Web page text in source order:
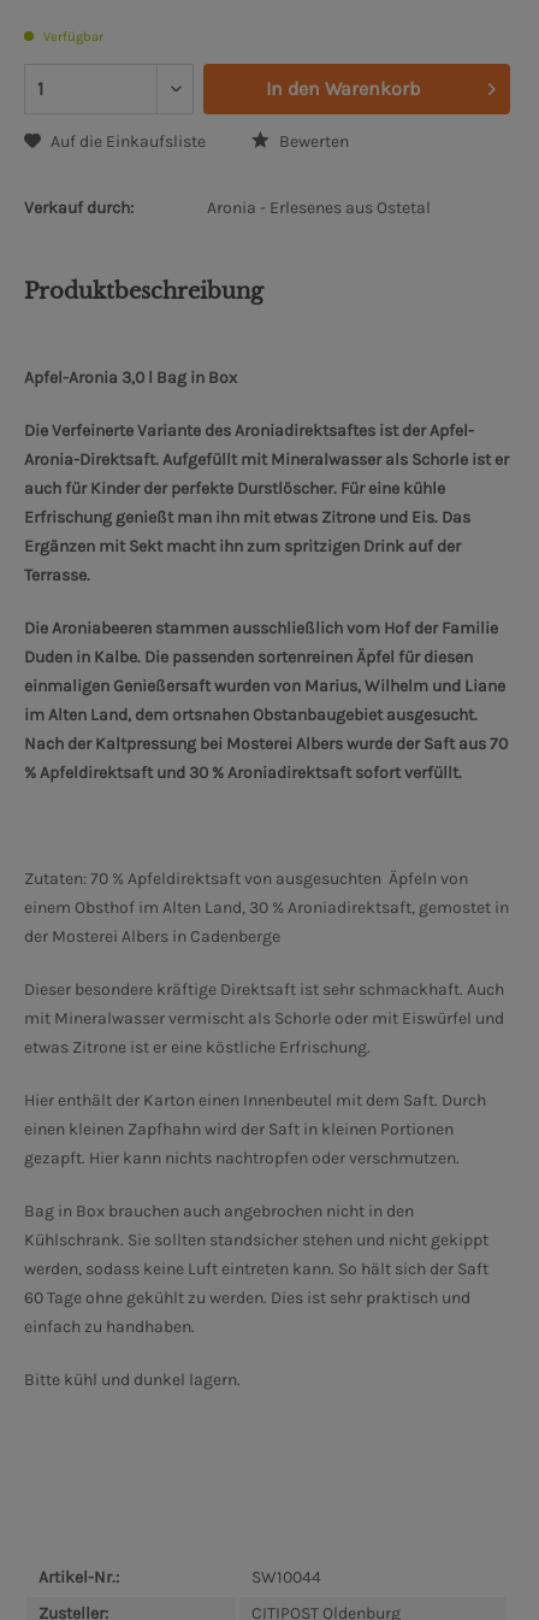
Verfügbar
In den Warenkorb
Auf die Einkaufsliste Bewerten
Verkauf durch: Aronia - Erlesenes aus Ostetal
Produktbeschreibung
Apfel-Aronia 3,0 l Bag in Box
Die Verfeinerte Variante des Aroniadirektsaftes ist der Apfel-
Aronia-Direktsaft. Aufgefüllt mit Mineralwasser als Schorle ist er
auch für Kinder der perfekte Durstlöscher. Für eine kühle
Erfrischung genießt man ihn mit etwas Zitrone und Eis. Das
Ergänzen mit Sekt macht ihn zum spritzigen Drink auf der
Terrasse.
Die Aroniabeeren stammen ausschließlich vom Hof der Familie
Duden in Kalbe. Die passenden sortenreinen Äpfel für diesen
einmaligen Genießersaft wurden von Marius, Wilhelm und Liane
im Alten Land, dem ortsnahen Obstanbaugebiet ausgesucht.
Nach der Kaltpressung bei Mosterei Albers wurde der Saft aus 70
% Apfeldirektsaft und 30 % Aroniadirektsaft sofort verfüllt.
Zutaten: 70 % Apfeldirektsaft von ausgesuchten Äpfeln von
einem Obsthof im Alten Land, 30 % Aroniadirektsaft, gemostet in
der Mosterei Albers in Cadenberge
Dieser besondere kräftige Direktsaft ist sehr schmackhaft. Auch
mit Mineralwasser vermischt als Schorle oder mit Eiswürfel und
etwas Zitrone ist er eine köstliche Erfrischung.
Hier enthält der Karton einen Innenbeutel mit dem Saft. Durch
einen kleinen Zapfhahn wird der Saft in kleinen Portionen
gezapft. Hier kann nichts nachtropfen oder verschmutzen.
Bag in Box brauchen auch angebrochen nicht in den
Kühlschrank. Sie sollten standsicher stehen und nicht gekippt
werden, sodass keine Luft eintreten kann. So hält sich der Saft
60 Tage ohne gekühlt zu werden. Dies ist sehr praktisch und
einfach zu handhaben.
Bitte kühl und dunkel lagern.
Artikel-Nr.:
SW10044
Zusteller:
CITIPOST Oldenburg